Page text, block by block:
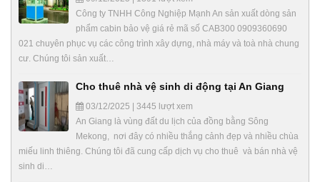
Công ty TNHH Công Nghiệp Mạnh An sản xuất dòng sản
phẩm cabin bảo vệ giá rẻ mã số CAB300 0909360690
021 chuyên phục vụ các công trình xây dựng, nhà máy và toà nhà chung
cư. Chúng tôi sản xuất…
Cho thuê nhà vệ sinh di động tại An Giang
03/12/2025 | 3445 lượt xem
An Giang là vùng đất du lịch của đồng bằng Sông
Mekong, nơi đây có nhiều thắng cảnh đẹp và nhiều chùa
miếu linh thiêng. Chúng tôi đã cung cấp dịch vụ cho thuê và bán nhà vệ
sinh di…